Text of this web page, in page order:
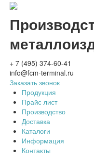
+ 7 (495) 374-60-41
info@fcm-terminal.ru
Заказать звонок
Продукция
Прайс лист
Производство
Доставка
Каталоги
Информация
Контакты